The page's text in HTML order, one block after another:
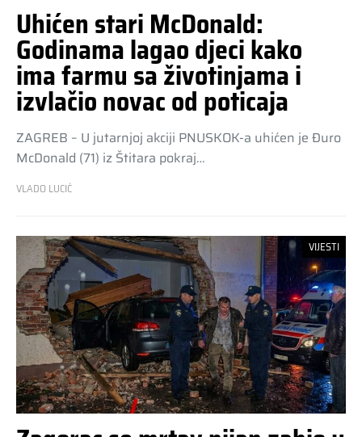
Uhićen stari McDonald:
Godinama lagao djeci kako
ima farmu sa životinjama i
izvlačio novac od poticaja
ZAGREB – U jutarnjoj akciji PNUSKOK-a uhićen je Đuro
McDonald (71) iz Štitara pokraj…
VLADO LUCIĆ
VIJESTI